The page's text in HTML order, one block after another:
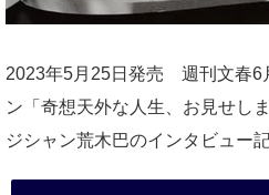
2023年5月25日発売 週刊文春
ン「奇想天外な人生、お見せし
ジシャン荒木巴のインタビュー